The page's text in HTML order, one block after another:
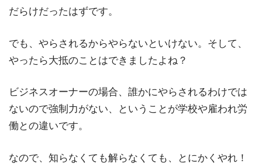
だらけだったはずです。
でも、やらされるからやらないといけない。そして、
やったら大抵のことはできましたよね？
ビジネスオーナーの場合、誰かにやらされるわけでは
ないので強制力がない、ということが学校や雇われ労
働との違いです。
なので、知らなくても解らなくても、とにかくやれ！